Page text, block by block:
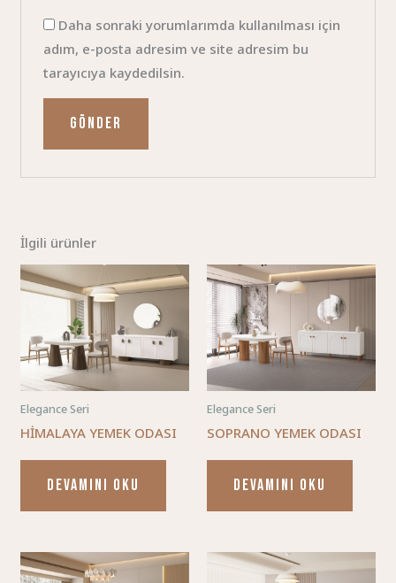
Daha sonraki yorumlarımda kullanılması için
adım, e-posta adresim ve site adresim bu
tarayıcıya kaydedilsin.
İlgili ürünler
Elegance Seri
HİMALAYA YEMEK ODASI
DEVAMINI OKU
Elegance Seri
SOPRANO YEMEK ODASI
DEVAMINI OKU